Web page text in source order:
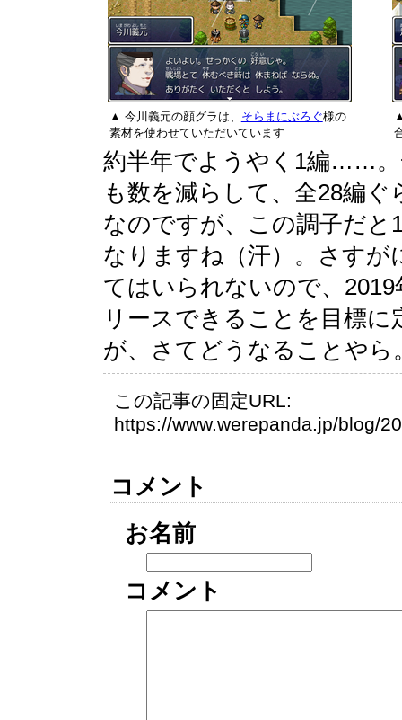
▲ 今川義元の顔グラは、 そらまにぶろぐ様の
素材を使わせていただいています
約半年でようやく1編……。
も数を減らして、全28編
なのですが、この調子だと
なりますね（汗）。さすが
てはいられないので、
リースできることを目標
が、さてどうなることやら
この記事の固定URL:
https://www.werepanda.jp/blog/
コメント
お名前
コメント